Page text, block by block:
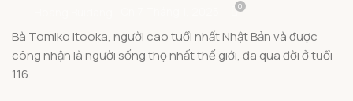
0
Bà Tomiko Itooka, người cao tuổi nhất Nhật Bản và được
công nhận là người sống thọ nhất thế giới, đã qua đời ở tuổi
116.